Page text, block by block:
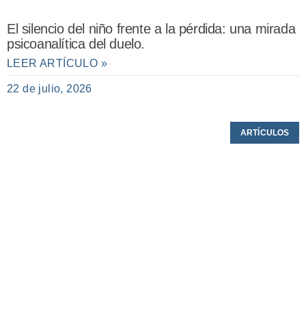
El silencio del niño frente a la pérdida: una mirada
psicoanalítica del duelo.
LEER ARTÍCULO »
22 de julio, 2026
ARTÍCULOS